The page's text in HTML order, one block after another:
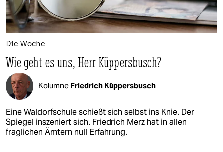
Die Woche
Wie geht es uns, Herr Küppersbusch?
Kolumne Friedrich Küppersbusch
Eine Waldorfschule schießt sich selbst ins Knie. Der
Spiegel inszeniert sich. Friedrich Merz hat in allen
fraglichen Ämtern null Erfahrung.